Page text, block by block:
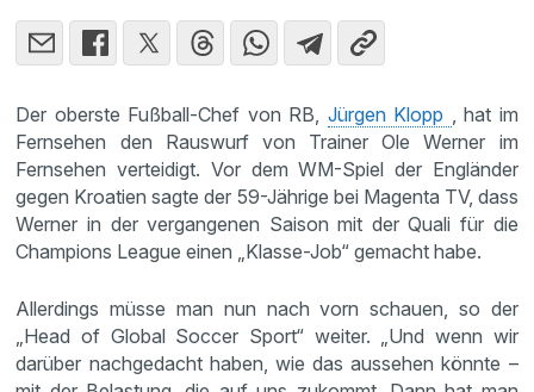
Der oberste Fußball-Chef von RB, Jürgen Klopp
, hat im
Fernsehen den Rauswurf von Trainer Ole Werner im
Fernsehen verteidigt. Vor dem WM-Spiel der Engländer
gegen Kroatien sagte der 59-Jährige bei Magenta TV, dass
Werner in der vergangenen Saison mit der Quali für die
Champions League einen „Klasse-Job“ gemacht habe.
Allerdings müsse man nun nach vorn schauen, so der
„Head of Global Soccer Sport“ weiter. „Und wenn wir
darüber nachgedacht haben, wie das aussehen könnte –